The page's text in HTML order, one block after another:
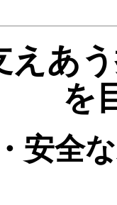
えあ
を
安全